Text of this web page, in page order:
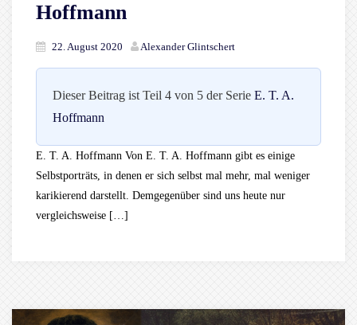
Hoffmann
22. August 2020 Alexander Glintschert
Dieser Beitrag ist Teil 4 von 5 der Serie E. T. A.
Hoffmann
E. T. A. Hoffmann Von E. T. A. Hoffmann gibt es einige
Selbstporträts, in denen er sich selbst mal mehr, mal weniger
karikierend darstellt. Demgegenüber sind uns heute nur
vergleichsweise […]